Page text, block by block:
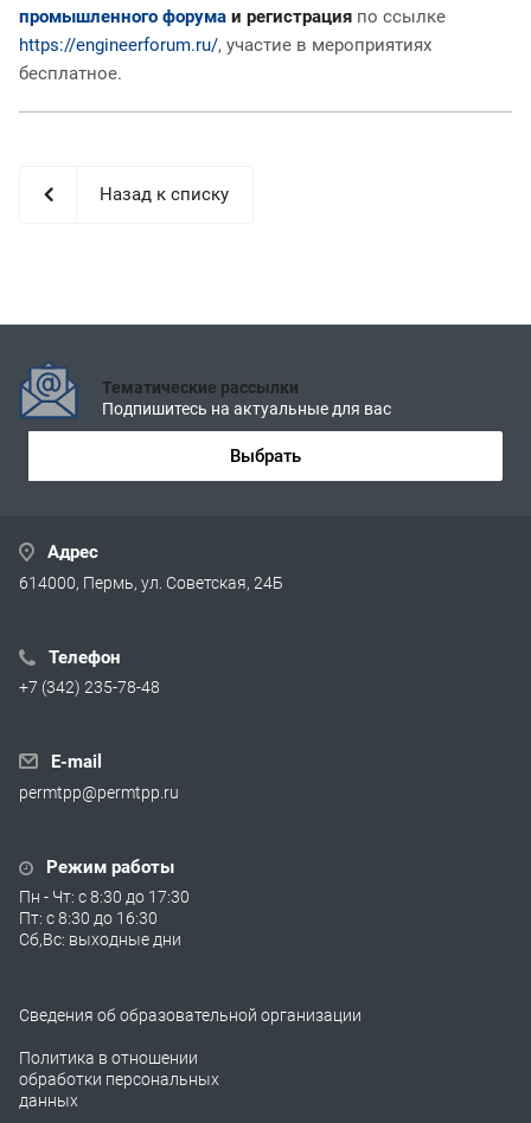
промышленного форума и регистрация по ссылке
https://engineerforum.ru/, участие в мероприятиях
бесплатное.
Назад к списку
Тематические рассылки
Подпишитесь на актуальные для вас
Выбрать
Адрес
614000, Пермь, ул. Советская, 24Б
Телефон
+7 (342) 235-78-48
E-mail
permtpp@permtpp.ru
Режим работы
Пн - Чт: с 8:30 до 17:30
Пт: с 8:30 до 16:30
Сб,Вс: выходные дни
Сведения об образовательной организации
Политика в отношении
обработки персональных
данных